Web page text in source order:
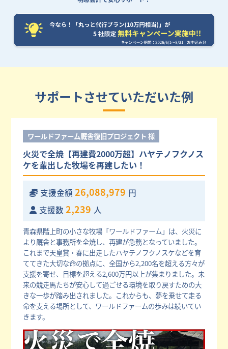
サポートさせていただいた例
ワールドファーム厩舎復旧プロジェクト 様
火災で全焼【再建費2000万超】ハヤテノフクノス
ケを輩出した牧場を再建したい！
支援金額 26,088,979 円
支援数 2,239 人
青森県階上町の小さな牧場「ワールドファーム」は、火災に
より厩舎と事務所を全焼し、再建が急務となっていました。
これまで天皇賞・春に出走したハヤテノフクノスケなどを育
ててきた大切な命の拠点に、全国から2,200名を超える方々が
支援を寄せ、目標を超える2,600万円以上が集まりました。未
来の競走馬たちが安心して過ごせる環境を取り戻すための大
きな一歩が踏み出されました。これからも、夢を乗せて走る
命を支える場所として、ワールドファームの歩みは続いてい
きます。